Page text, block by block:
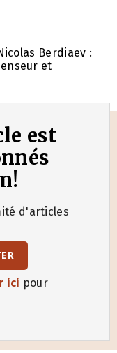
Berdiaev :
et
est
d'articles
ici pour